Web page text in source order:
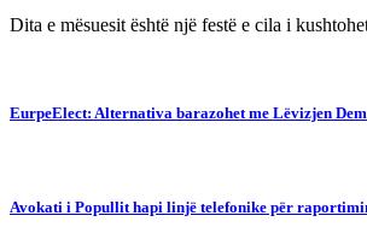
Dita e mësuesit është një festë e cila i
EurpeElect: Alternativa barazohet me Lëvizjen
Avokati i Popullit hapi linjë telefonike për